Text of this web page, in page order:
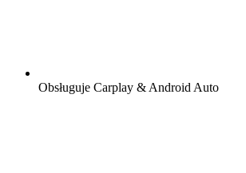
Obsługuje Carplay & Android Auto